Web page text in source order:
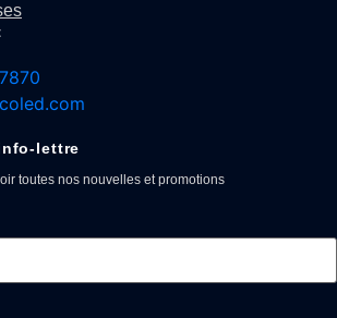
lettre
toutes nos nouvelles et promotions